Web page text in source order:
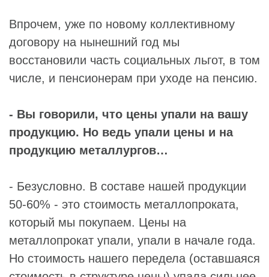
Впрочем, уже по новому коллективному
договору на нынешний год мы
восстановили часть социальных льгот, в том
числе, и пенсионерам при уходе на пенсию.
- Вы говорили, что цены упали на вашу
продукцию. Но ведь упали цены и на
продукцию металлургов…
- Безусловно. В составе нашей продукции
50-60% - это стоимость металлопроката,
который мы покупаем. Цены на
металлопрокат упали, упали в начале года.
Но стоимость нашего передела (оставшаяся